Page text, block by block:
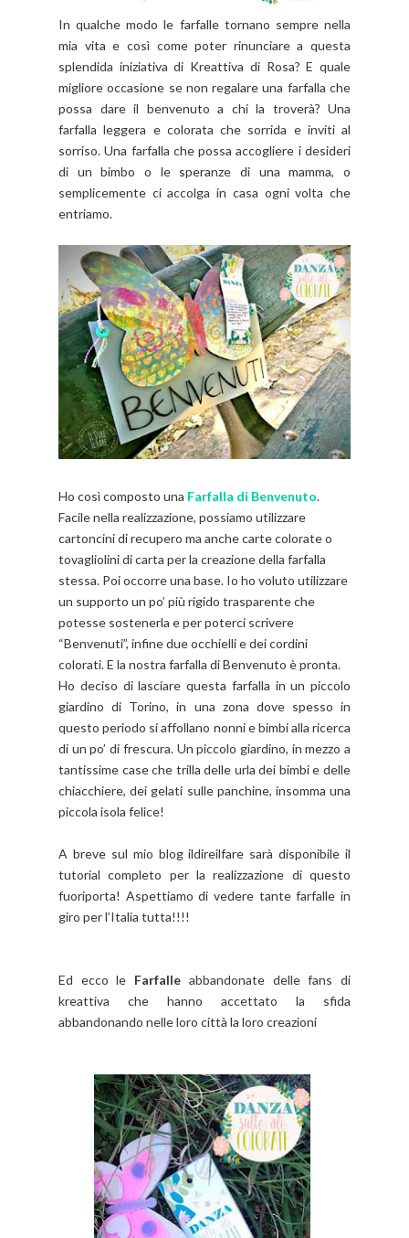
In qualche modo le farfalle tornano sempre nella
mia vita e così come poter rinunciare a questa
splendida iniziativa di Kreattiva di Rosa? E quale
migliore occasione se non regalare una farfalla che
possa dare il benvenuto a chi la troverà? Una
farfalla leggera e colorata che sorrida e inviti al
sorriso. Una farfalla che possa accogliere i desideri
di un bimbo o le speranze di una mamma, o
semplicemente ci accolga in casa ogni volta che
entriamo.
Ho così composto una Farfalla di Benvenuto.
Facile nella realizzazione, possiamo utilizzare
cartoncini di recupero ma anche carte colorate o
tovagliolini di carta per la creazione della farfalla
stessa. Poi occorre una base. Io ho voluto utilizzare
un supporto un po’ più rigido trasparente che
potesse sostenerla e per poterci scrivere
“Benvenuti”, infine due occhielli e dei cordini
colorati. E la nostra farfalla di Benvenuto è pronta.
Ho deciso di lasciare questa farfalla in un piccolo
giardino di Torino, in una zona dove spesso in
questo periodo si affollano nonni e bimbi alla ricerca
di un po’ di frescura. Un piccolo giardino, in mezzo a
tantissime case che trilla delle urla dei bimbi e delle
chiacchiere, dei gelati sulle panchine, insomma una
piccola isola felice!
A breve sul mio blog ildireilfare sarà disponibile il
tutorial completo per la realizzazione di questo
fuoriporta! Aspettiamo di vedere tante farfalle in
giro per l’Italia tutta!!!!
Ed ecco le Farfalle abbandonate delle fans di
kreattiva che hanno accettato la sfida
abbandonando nelle loro città la loro creazioni